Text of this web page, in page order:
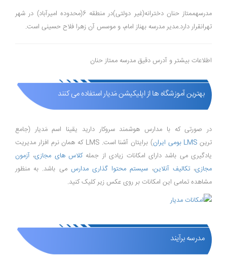
مدرسهممتاز حنان دخترانه(غیر دولتی)در منطقه 6(محدوده امیرآباد) در شهر
تهرانقرار دارد.مدیر مدرسه بهناز امام، و موسس آن زهرا فلاح حسینی است.
اطلاعات بیشتر و آدرس دقیق مدرسه ممتاز حنان
بهترین آموزشگاه ها از اپلیکیشن مَدیار استفاده می کنند
در صورتی که با مدارس هوشمند سروکار دارید یقینا اسم مَدیار (جامع
ترین LMS بومی ایران
) برایتان آشنا است. LMS که همان نرم افزار مدیریت
یادگیری می باشد دارای امکانات زیادی از جملهکلاس های مجازی، آزمون
مجازی،تکالیف آنلاین، سیستم محتوا گذاری مدارس می باشد. به منظور
مشاهده تمامی این امکانات بر روی عکس زیر کلیک کنید.
مدرسه برآیند